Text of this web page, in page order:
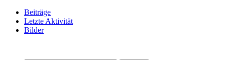
Beiträge
Letzte Aktivität
Bilder